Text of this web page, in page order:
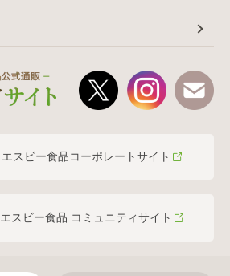
エスビー食品コーポレートサイト
エスビー食品 コミュニティサイト